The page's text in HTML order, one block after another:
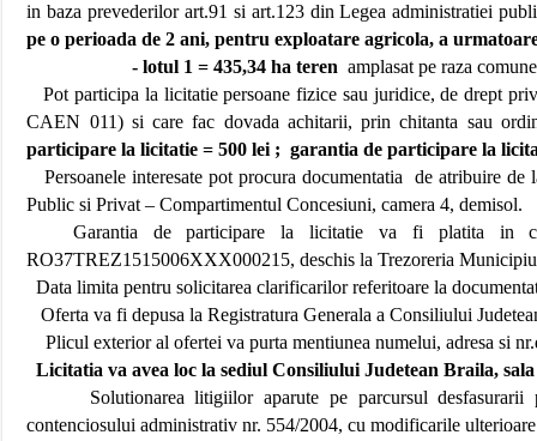
in baza prevederilor art.91 si art.123 din Legea administratiei
pe o perioada de 2 ani, pentru exploatare agricola, a
- lotul 1 =435,34 ha teren amplasat pe raza
Pot participa la licitatie persoane fizice sau juridice, de drept
CAEN 011) si care fac dovada achitarii, prin chitanta sau
participare la licitatie = 500 lei ; garantia de participare la
Persoanele interesate pot procura documentatia
de atribuire de
Public si Privat – Compartimentul Concesiuni, camera 4, demisol.
Garantia de participare la licitatie va fi platita in
RO37TREZ1515006XXX000215, deschisla Trezoreria
Data limita pentru solicitarea clarificarilor referitoare la
Oferta va fi depusala Registratura Generala a Consiliului
Plicul exterior al ofertei va purta mentiunea numelui, adresa si
Licitatia va avea loc la sediul Consiliului Judetean Braila,
Solutionarea litigiilor aparute pe parcursul
contenciosului administrativ nr. 554/2004, cu modificarile